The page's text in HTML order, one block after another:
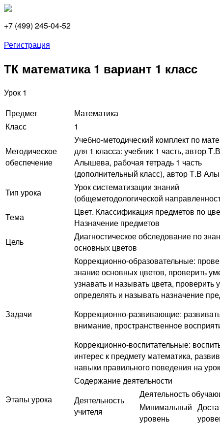
+7 (499) 245-04-52
Регистрация
ТК математика 1 вариант 1 класс
Урок 1
Предмет
Математика
Класс
1
Методическое
обеспечение
Учебно-методический комплект по
для 1 класса: учебник 1 часть, автор
Алышева, рабочая тетрадь 1 часть
(дополнительный класс), автор Т.В
Тип урока
Урок систематизации знаний
(общеметодологической
Тема
Цвет. Классификация предметов по
Назначение предметов
Цель
Диагностическое обследование по
основных цветов
Задачи
Коррекционно-образовательные:
знание основных цветов, проверить
узнавать и называть цвета, проверить
определять и называть назначение
Коррекционно-развивающие:
внимание, пространственное
Коррекционно-воспитательные:
интерес к предмету математика,
навыки правильного поведения на
Этапы урока
Содержание деятельности
Деятельность
учителя
Деятельность
Минимальный
уровень